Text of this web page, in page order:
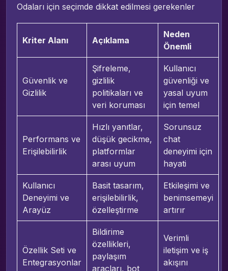
Odaları için seçimde dikkat edilmesi gerekenler
Kriter Alanı Açıklama
Neden
Önemli
Güvenlik ve
Gizlilik
Şifreleme,
gizlilik
politikaları ve
veri koruması
Kullanıcı
güvenliği ve
yasal uyum
için temel
Performans ve
Erişilebilirlik
Hızlı yanıtlar,
düşük gecikme,
platformlar
arası uyum
Sorunsuz
chat
deneyimi için
hayati
Kullanıcı
Deneyimi ve
Arayüz
Basit tasarım,
erişilebilirlik,
özelleştirme
Etkileşimi ve
benimsemeyi
artırır
Özellik Seti ve
Entegrasyonlar
Bildirime
özellikleri,
paylaşım
araçları, bot
Verimli
iletişim ve iş
akışını